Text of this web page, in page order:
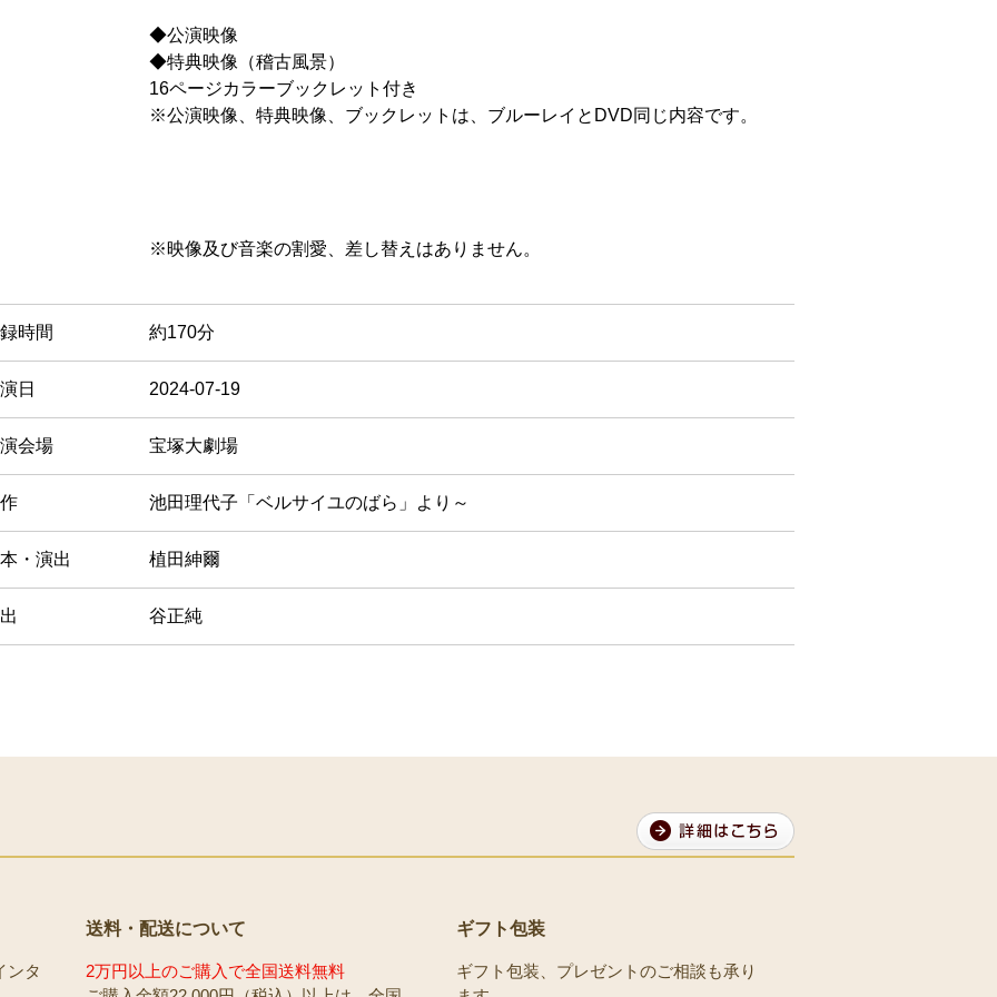
◆公演映像
◆特典映像（稽古風景）
16ページカラーブックレット付き
※公演映像、特典映像、ブックレットは、ブルーレイとDVD同じ内容です。
※映像及び音楽の割愛、差し替えはありません。
時間 約170分
日 2024-07-19
会場 宝塚大劇場
池田理代子「ベルサイユのばら」より～
・演出 植田紳爾
谷正純
ンタ
送料・配送について
2万円以上のご購入で全国送料無料
ギフト包装
ギフト包装、プレゼントのご相談も承り